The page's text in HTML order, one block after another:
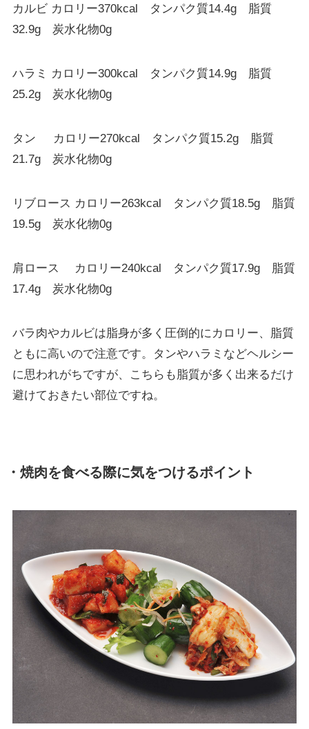
カルビ カロリー370kcal タンパク質14.4g 脂質
32.9g 炭水化物0g
ハラミ カロリー300kcal タンパク質14.9g 脂質
25.2g 炭水化物0g
タン カロリー270kcal タンパク質15.2g 脂質
21.7g 炭水化物0g
リブロース カロリー263kcal タンパク質18.5g 脂質
19.5g 炭水化物0g
肩ロース カロリー240kcal タンパク質17.9g 脂質
17.4g 炭水化物0g
バラ肉やカルビは脂身が多く圧倒的にカロリー、脂質
ともに高いので注意です。タンやハラミなどヘルシー
に思われがちですが、こちらも脂質が多く出来るだけ
避けておきたい部位ですね。
・焼肉を食べる際に気をつけるポイント